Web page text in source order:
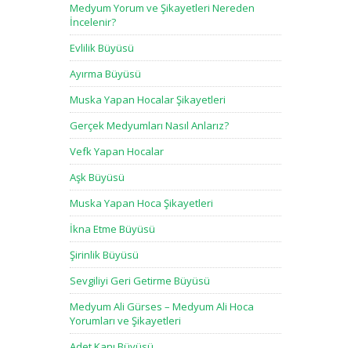
Medyum Yorum ve Şikayetleri Nereden
İncelenir?
Evlilik Büyüsü
Ayırma Büyüsü
Muska Yapan Hocalar Şikayetleri
Gerçek Medyumları Nasıl Anlarız?
Vefk Yapan Hocalar
Aşk Büyüsü
Muska Yapan Hoca Şikayetleri
İkna Etme Büyüsü
Şirinlik Büyüsü
Sevgiliyi Geri Getirme Büyüsü
Medyum Ali Gürses – Medyum Ali Hoca
Yorumları ve Şikayetleri